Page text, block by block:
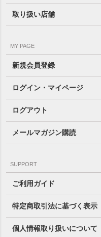
取り扱い店舗
MY PAGE
新規会員登録
ログイン・マイページ
ログアウト
メールマガジン購読
SUPPORT
ご利用ガイド
特定商取引法に基づく表示
個人情報取り扱いについて